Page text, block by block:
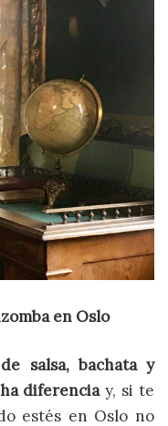
en Oslo
salsa, bachata y
diferenciay, si te
estés en Oslo no